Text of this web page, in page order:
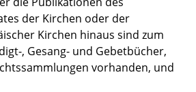
der Kirchen oder der
Kirchen hinaus sind zum
, Gesang- und Gebetbücher,
vorhanden, und